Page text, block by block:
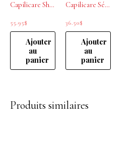
Capilicare Shampooing actif chute de cheveux modérée 1L
55.95$
Ajouter
au
panier
Capilicare Sérum de nuit 2% 60 ml
36.50$
Ajouter
au
panier
Produits similaires